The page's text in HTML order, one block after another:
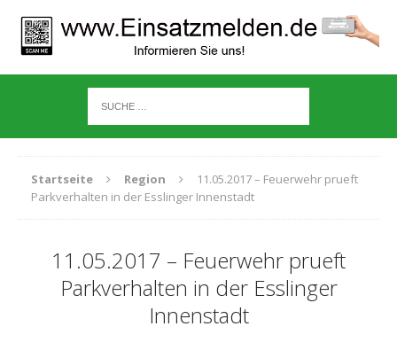
Startseite Region
11.05.2017 – Feuerwehr prueft
Parkverhalten in der Esslinger Innenstadt
11.05.2017 – Feuerwehr prueft
Parkverhalten in der Esslinger
Innenstadt